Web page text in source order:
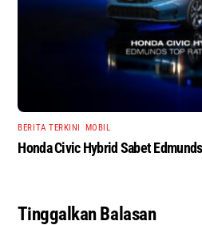
BERITA TERKINI MOBIL
Honda Civic Hybrid Sabet
Tinggalkan Balasan